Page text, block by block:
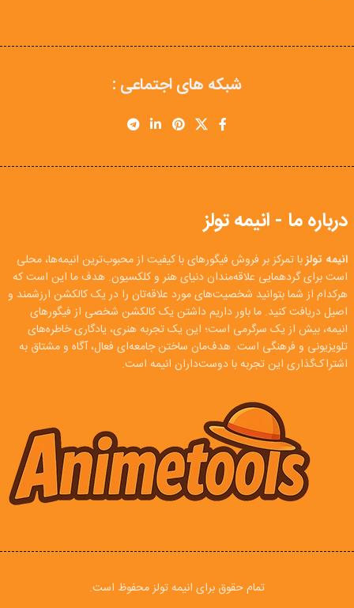
شبکه های اجتماعی :
درباره ما - انیمه تولز
انیمه تولزبا تمرکز بر فروش فیگورهای با کیفیت از محبوب‌ترین انیمه‌ها، محلی
است برای گردهمایی علاقه‌مندان دنیای هنر و کلکسیون. هدف ما این است که
هرکدام از شما بتوانید شخصیت‌های مورد علاقه‌تان را در یک کالکشن ارزشمند و
اصیل دریافت کنید. ما باور داریم داشتن یک کالکشن شخصی از فیگورهای
انیمه، بیش از یک سرگرمی است؛ این یک تجربه هنری، یادگاری خاطره‌های
تلویزیونی و فرهنگی است. هدف‌مان ساختن جامعه‌ای فعال، آگاه و مشتاق به
اشتراک‌گذاری این تجربه با دوست‌داران انیمه است.
تمام حقوق برای انیمه تولز محفوظ است.